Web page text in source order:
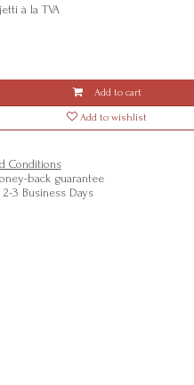
à la TVA
Add to cart
Add to wishlist
Conditions
back guarantee
3 Business Days